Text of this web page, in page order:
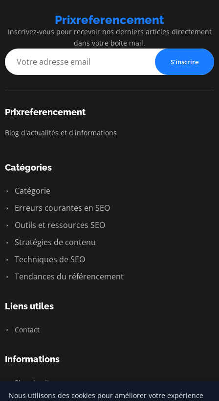
Prixreferencement
Inscrivez-vous pour recevoir nos derniers articles directement
dans votre boîte mail.
S'inscrire
Prixreferencement
Blog d'actualités et d'informations
Catégories
Catégorie
Erreurs courantes en SEO
Outils et ressources SEO
Stratégies de contenu
Techniques de SEO
Tendances du référencement
Liens utiles
Contact
Informations
Plan du site
Nous utilisons des cookies pour améliorer votre expérience